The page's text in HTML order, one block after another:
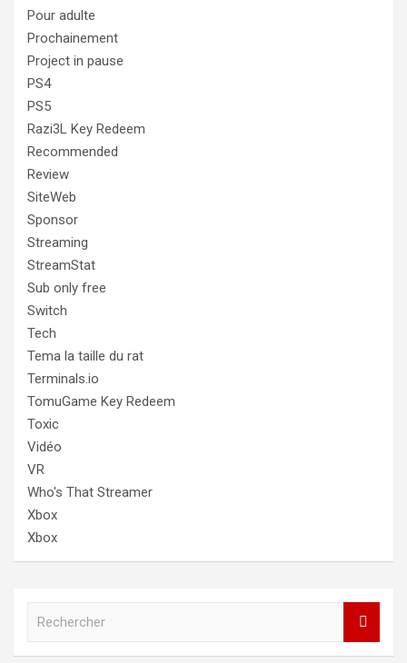
Pour adulte
Prochainement
Project in pause
PS4
PS5
Razi3L Key Redeem
Recommended
Review
SiteWeb
Sponsor
Streaming
StreamStat
Sub only free
Switch
Tech
Tema la taille du rat
Terminals.io
TomuGame Key Redeem
Toxic
Vidéo
VR
Who's That Streamer
Xbox
Xbox